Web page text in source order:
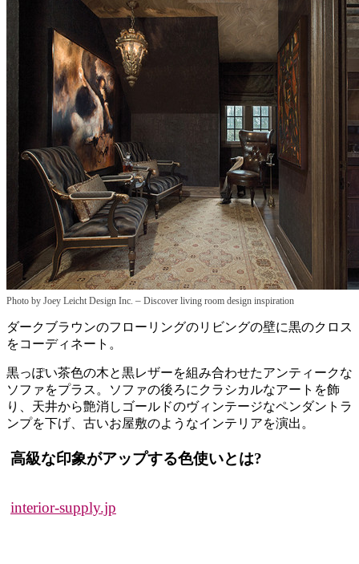
Photo by Joey Leicht Design Inc. – Discover living room design inspiration
ダークブラウンのフローリングのリビングの壁に黒のクロス
をコーディネート。
黒っぽい茶色の木と黒レザーを組み合わせたアンティークな
ソファをプラス。ソファの後ろにクラシカルなアートを飾
り、天井から艶消しゴールドのヴィンテージなペンダントラ
ンプを下げ、古いお屋敷のようなインテリアを演出。
高級な印象がアップする色使いとは?
interior-supply.jp